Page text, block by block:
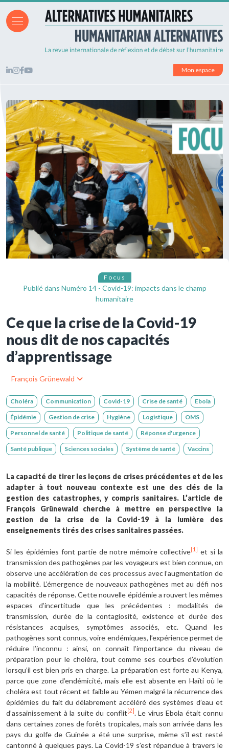
Mon espace
Focus
Publié dans Numéro 14 - Covid-19: impacts dans le champ
humanitaire
Ce que la crise de la Covid-19
nous dit de nos capacités
d’apprentissage
François Grünewald
Choléra Communication Covid-19 Crise de santé Ebola
Épidémie Gestion de crise Hygiène Logistique OMS
Personnel de santé Politique de santé Réponse d'urgence
Santé publique Sciences sociales Système de santé Vaccins
La capacité de tirer les leçons de crises précédentes et de les
adapter à tout nouveau contexte est une des clés de la
gestion des catastrophes, y compris sanitaires. L’article de
François Grünewald cherche à mettre en perspective la
gestion de la crise de la Covid-19 à la lumière des
enseignements tirés des crises sanitaires passées.
Si les épidémies font partie de notre mémoire collective [1]
et si la
transmission des pathogènes par les voyageurs est bien connue, on
observe une accélération de ces processus avec l’augmentation de
la mobilité. L’émergence de nouveaux pathogènes met au défi nos
capacités de réponse. Cette nouvelle épidémie a rouvert les mêmes
espaces d’incertitude que les précédentes : modalités de
transmission, durée de la contagiosité, existence et durée des
résistances acquises, symptômes associés, etc. Quand les
pathogènes sont connus, voire endémiques, l’expérience permet de
réduire l’inconnu : ainsi, on connaît l’importance du niveau de
préparation pour le choléra, tout comme ses courbes d’évolution
lorsqu’il est bien pris en charge. La préparation est forte au Kenya,
parce que zone d’endémicité, mais elle est absente en Haïti où le
choléra est tout récent et faible au Yémen malgré la récurrence des
épidémies du fait du délabrement accéléré des systèmes d’eau et
d’assainissement à la suite du conflit [2] . Le virus Ebola était connu
dans certaines zones de forêts tropicales, mais son arrivée dans les
pays du golfe de Guinée a été une surprise, même s’il est resté
cantonné à quelques pays. La Covid-19 s’est répandue à travers le